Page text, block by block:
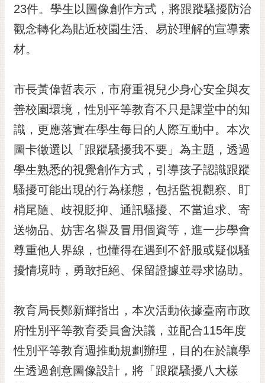
花
桐
花
網
站
導
覽
訂
閱
RSS
訂
閱
電
子
報
民
信
箱
English
日
23件。學生以圖像創作方式，將跟蹤騷擾防治
觀念轉化為貼近校園生活、易於理解的宣導素
材。
市長黃偉哲表示，市府重視兒少身心安全與友
善校園環境，性別平等教育不只是課堂中的知
識，更應落實在學生每日的人際互動中。本次
圖卡徵選以「跟蹤騷擾我不要」為主題，透過
學生熟悉的視覺創作方式，引導孩子認識跟蹤
騷擾可能出現的行為樣態，包括監視觀察、盯
梢尾隨、歧視貶抑、通訊騷擾、不當追求、寄
送物品、妨害名譽及冒用個資等，進一步學會
尊重他人界線，也懂得在遇到不舒服或疑似騷
擾情境時，勇敢拒絕、保留證據並尋求協助。
教育局長鄭新輝指出，本次活動依據臺南市政
府性別平等教育委員會決議，並配合115年度
性別平等教育週推動規劃辦理，目的在於讓學
生透過創意圖像設計，將「跟蹤騷擾八大樣